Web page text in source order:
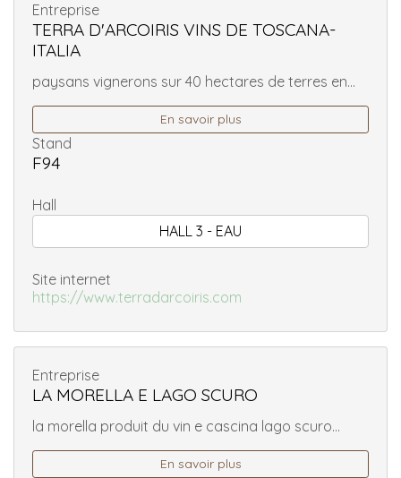
Entreprise
TERRA D'ARCOIRIS VINS DE TOSCANA-
ITALIA
paysans vignerons sur 40 hectares de terres en...
En savoir plus
Stand
F94
Hall
HALL 3 - EAU
Site internet
https://www.terradarcoiris.com
Entreprise
LA MORELLA E LAGO SCURO
la morella produit du vin e cascina lago scuro...
En savoir plus